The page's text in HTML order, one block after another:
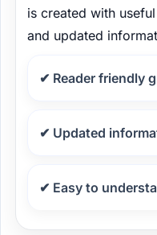
is created with
and updated
✔ Reader friendly
✔ Updated
✔ Easy to